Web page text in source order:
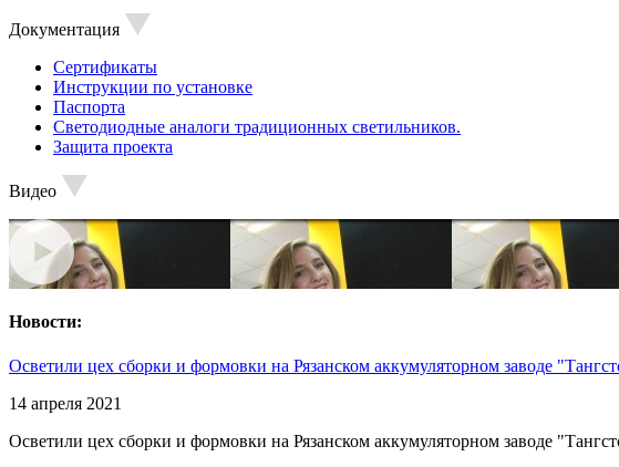
Документация
Сертификаты
Инструкции по установке
Паспорта
Светодиодные аналоги традиционных светильников.
Защита проекта
Видео
Новости:
Осветили цех сборки и формовки на Рязанском аккумуляторном заводе
14 апреля 2021
Осветили цех сборки и формовки на Рязанском аккумуляторном заводе